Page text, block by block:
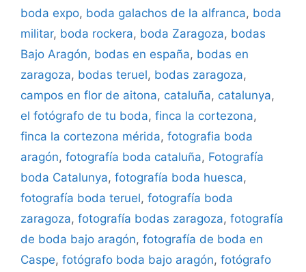
boda expo, boda galachos de la alfranca, boda
militar, boda rockera, boda Zaragoza, bodas
Bajo Aragón, bodas en españa, bodas en
zaragoza, bodas teruel, bodas zaragoza,
campos en flor de aitona, cataluña, catalunya,
el fotógrafo de tu boda, finca la cortezona,
finca la cortezona mérida, fotografia boda
aragón, fotografía boda cataluña, Fotografía
boda Catalunya, fotografía boda huesca,
fotografía boda teruel, fotografía boda
zaragoza, fotografía bodas zaragoza, fotografía
de boda bajo aragón, fotografía de boda en
Caspe, fotógrafo boda bajo aragón, fotógrafo